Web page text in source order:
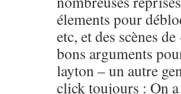
élements pour
etc, et des scènes
bons arguments
layton – un autre
click toujours : On